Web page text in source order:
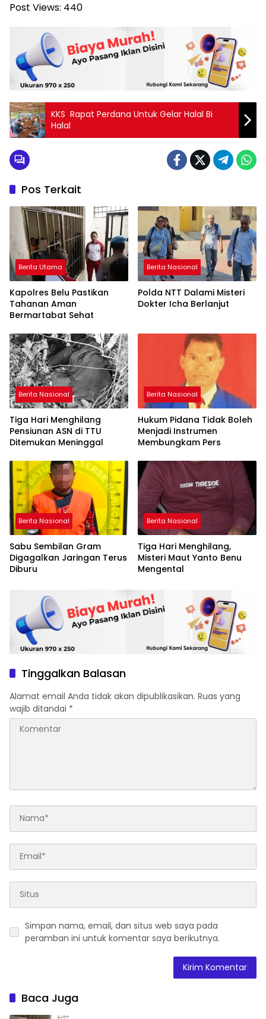
Post Views: 440
KKS Rapat Perdana Untuk Gelar Halal Bi
Halal
Pos Terkait
Berita Utama
Kapolres Belu Pastikan
Tahanan Aman
Bermartabat Sehat
Berita Nasional
Polda NTT Dalami Misteri
Dokter Icha Berlanjut
Berita Nasional
Tiga Hari Menghilang
Pensiunan ASN di TTU
Ditemukan Meninggal
Berita Nasional
Hukum Pidana Tidak Boleh
Menjadi Instrumen
Membungkam Pers
Berita Nasional
Sabu Sembilan Gram
Digagalkan Jaringan Terus
Diburu
Berita Nasional
Tiga Hari Menghilang,
Misteri Maut Yanto Benu
Mengental
Tinggalkan Balasan
Alamat email Anda tidak akan dipublikasikan. Ruas yang
wajib ditandai *
Simpan nama, email, dan situs web saya pada
peramban ini untuk komentar saya berikutnya.
Baca Juga